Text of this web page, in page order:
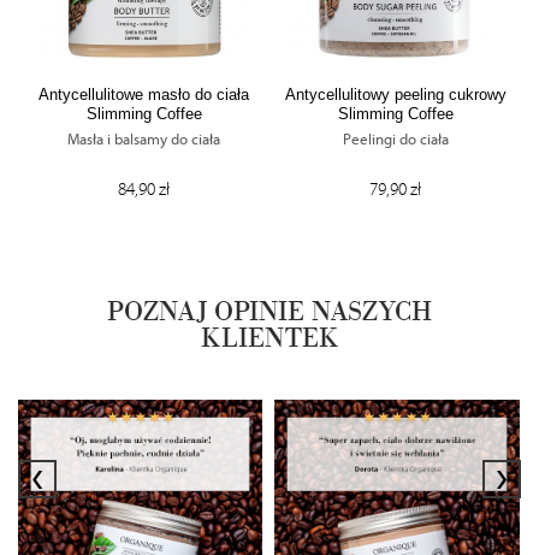
Antycellulitowe masło do ciała
Slimming Coffee
Masła i balsamy do ciała
84,90 zł
Antycellulitowy peeling cukrowy
Slimming Coffee
Peelingi do ciała
79,90 zł
POZNAJ OPINIE NASZYCH
KLIENTEK
‹ ›